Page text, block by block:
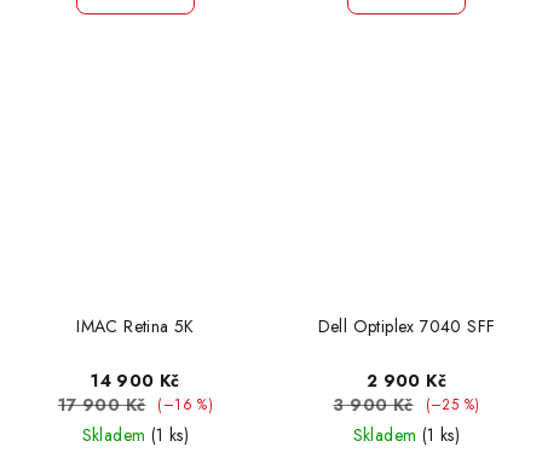
IMAC Retina 5K
14 900 Kč
17 900 Kč (–16 %)
Skladem (1 ks)
Dell Optiplex 7040 SFF
2 900 Kč
3 900 Kč
(–25 %)
Skladem (1 ks)